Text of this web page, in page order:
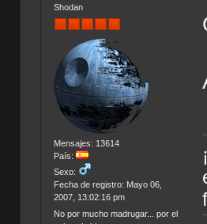
Shodan
Mensajes: 13614
País:
Sexo:
Fecha de registro: Mayo 06,
2007, 13:02:16 pm
No por mucho madrugar... por el